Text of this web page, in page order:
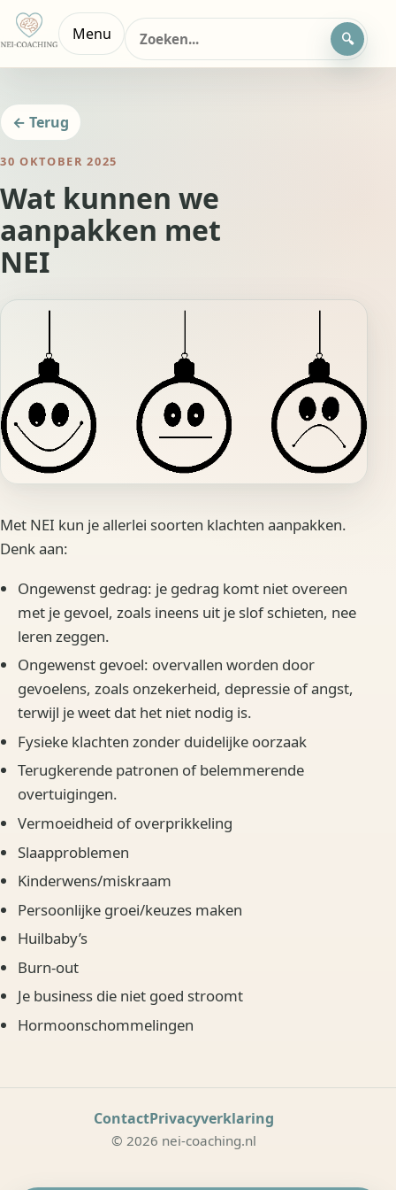
Menu
Zoeken
naar:
← Terug
30 OKTOBER 2025
Wat kunnen we
aanpakken met
NEI
Met NEI kun je allerlei soorten klachten aanpakken.
Denk aan:
Ongewenst gedrag: je gedrag komt niet overeen
met je gevoel, zoals ineens uit je slof schieten, nee
leren zeggen.
Ongewenst gevoel: overvallen worden door
gevoelens, zoals onzekerheid, depressie of angst,
terwijl je weet dat het niet nodig is.
Fysieke klachten zonder duidelijke oorzaak
Terugkerende patronen of belemmerende
overtuigingen.
Vermoeidheid of overprikkeling
Slaapproblemen
Kinderwens/miskraam
Persoonlijke groei/keuzes maken
Huilbaby’s
Burn-out
Je business die niet goed stroomt
Hormoonschommelingen
ContactPrivacyverklaring
© 2026 nei-coaching.nl